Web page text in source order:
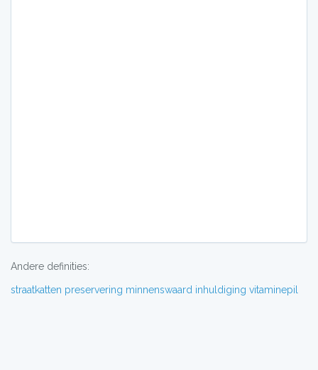
Andere definities:
straatkatten preservering minnenswaard inhuldiging vitaminepil